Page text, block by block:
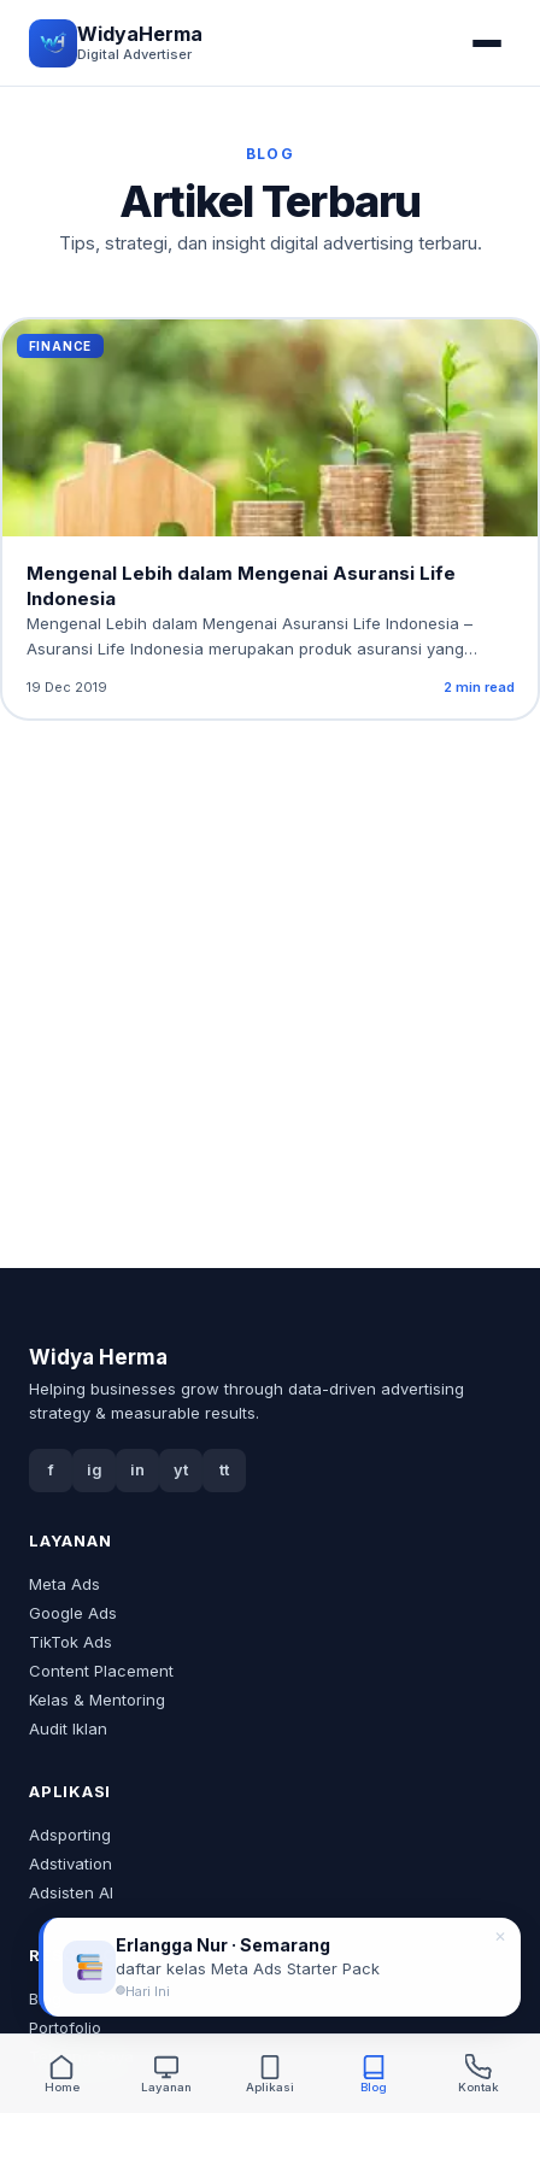
WidyaHerma
Digital Advertiser
BLOG
Artikel Terbaru
Tips, strategi, dan insight digital advertising terbaru.
FINANCE
Mengenal Lebih dalam Mengenai Asuransi Life
Indonesia
Mengenal Lebih dalam Mengenai Asuransi Life Indonesia –
Asuransi Life Indonesia merupakan produk asuransi yang…
19 Dec 2019 2 min read
Widya Herma
Helping businesses grow through data-driven advertising
strategy & measurable results.
f ig in yt tt
LAYANAN
Meta Ads
Google Ads
TikTok Ads
Content Placement
Kelas & Mentoring
Audit Iklan
APLIKASI
Adsporting
Adstivation
Adsisten AI
RESOURCES
Blog
Portofolio
Tentang Saya
Home Layanan Aplikasi Blog Kontak
Erlangga Nur · Semarang
daftar kelas Meta Ads Starter Pack
Hari Ini
✕